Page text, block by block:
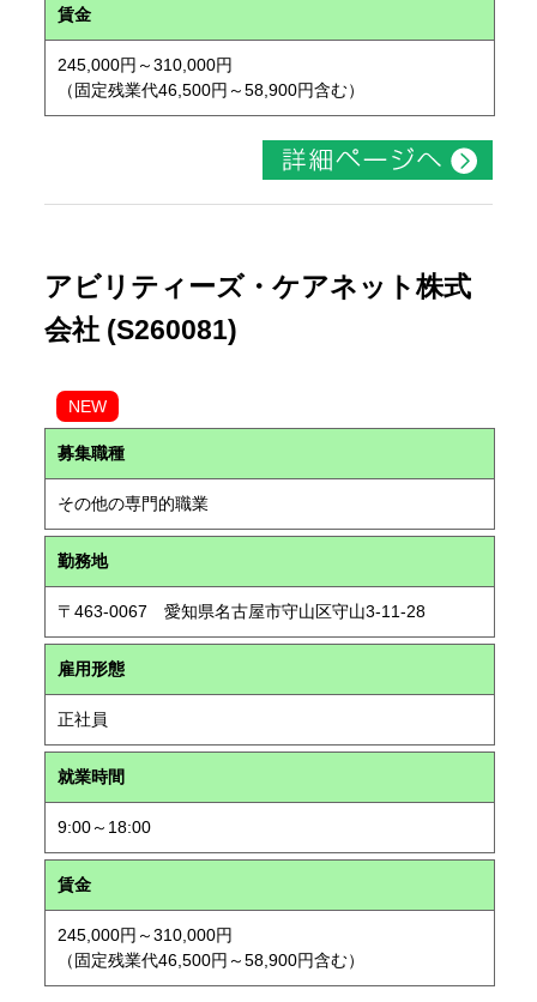
賃金
245,000円～310,000円
（固定残業代46,500円～58,900円含む）
アビリティーズ・ケアネット株式
会社 (S260081)
NEW
募集職種
その他の専門的職業
勤務地
〒463-0067 愛知県名古屋市守山区守山3-11-28
雇用形態
正社員
就業時間
9:00～18:00
賃金
245,000円～310,000円
（固定残業代46,500円～58,900円含む）